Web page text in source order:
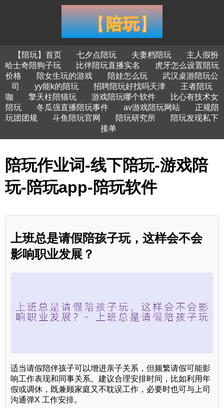
【陪玩】首页 七夕点陪玩 夫妻档陪玩
主人假扮
哈士奇陪狗子玩
比伴陪玩直播实名
虎牙怎么设置陪玩
价格
陪女生玩的游戏 陪娃怎么玩
武汉桌游陪玩公
司
yy能k的陪玩 招聘陪玩好找吗天津
王者陪玩
咖
擎天柱陪猫玩 游戏陪玩哪个软件
比心有技术女
陪玩
冬瓜强直播陪玩事件 av游戏陪玩网站
正规陪
玩团团规
斗鱼陪玩官网 陪玩研究所
陪玩发现私下
接单
陪玩作业词-线下陪玩-游戏陪
玩-陪玩app-陪玩软件
上班总是请假陪孩子玩，这样会不会
影响职业发展？
适当请假陪伴孩子可以增进亲子关系，但频繁请假可能影
响工作表现和同事关系。建议合理安排时间，比如利用年
假或调休，既兼顾家庭又不耽误工作，必要时也可与上司
沟通弹X 工作安排。